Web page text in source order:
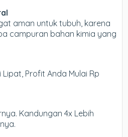
aman untuk tubuh, karena
campuran bahan kimia yang
Profit Anda Mulai Rp
Kandungan 4x Lebih